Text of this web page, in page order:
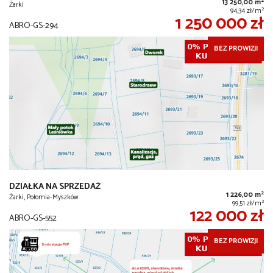
Żarki 13 250,00 m
94,34 zł/m2
ABRO-GS-294 1 250 000 zł
BEZ PROWIZJI
DZIAŁKA NA SPRZEDAŻ
Żarki, Połomia-Myszków 1 226,00 m2
99,51 zł/m2
ABRO-GS-552 122 000 zł
BEZ PROWIZJI